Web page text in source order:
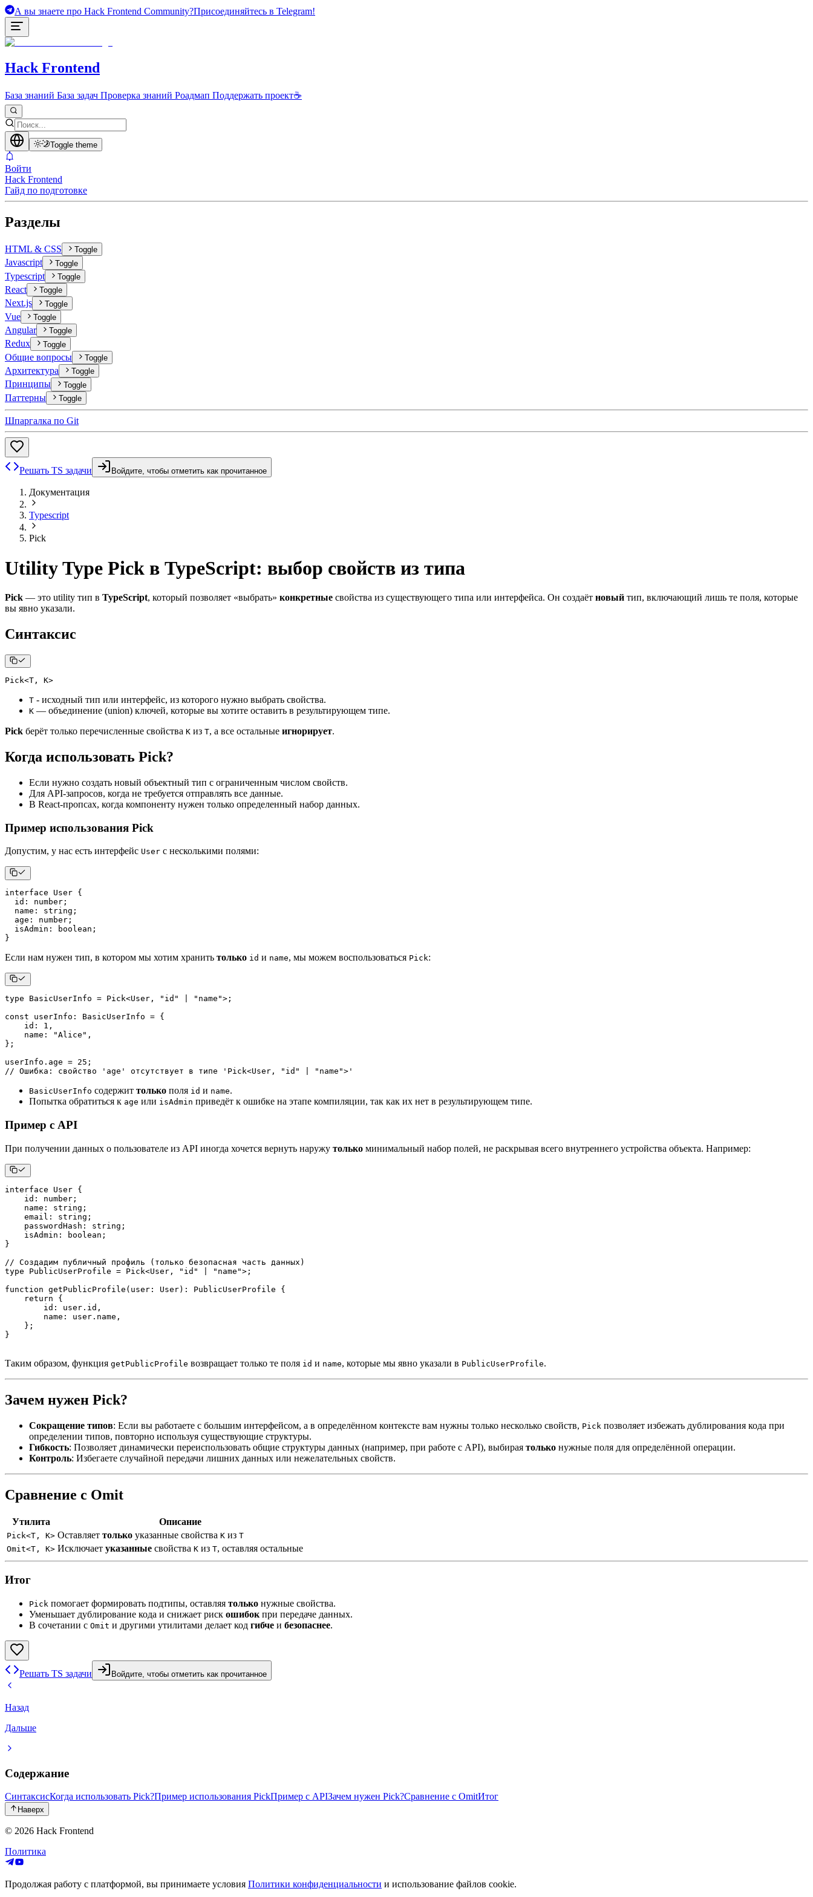
А вы знаете про Hack Frontend Community?Присоединяйтесь в Telegram!
Hack Frontend
База знаний База задач Проверка знаний Роадмап Поддержать проект☕
Toggle theme
Войти
Hack Frontend
Гайд по подготовке
Разделы
HTML & CSS Toggle
Javascript Toggle
Typescript Toggle
React Toggle
Next.js Toggle
Vue Toggle
Angular Toggle
Redux Toggle
Общие вопросы Toggle
Архитектура Toggle
Принципы Toggle
Паттерны Toggle
Шпаргалка по Git
Решать TS задачи Войдите, чтобы отметить как прочитанное
Документация
Typescript
Pick
Utility Type Pick в TypeScript: выбор свойств из типа
Pick — это utility тип в TypeScript, который позволяет «выбрать» конкретные свойства из существующего типа или интерфейса. Он создаёт новый тип, включающий лишь те поля, которые
вы явно указали.
Синтаксис
Pick<T , K>
T - исходный тип или интерфейс, из которого нужно выбрать свойства.
K — объединение (union) ключей, которые вы хотите оставить в результирующем типе.
Pick берёт только перечисленные свойства K из T, а все остальные игнорирует.
Когда использовать Pick?
Если нужно создать новый объектный тип с ограниченным числом свойств.
Для API-запросов, когда не требуется отправлять все данные.
В React-пропсах, когда компоненту нужен только определенный набор данных.
Пример использования Pick
Допустим, у нас есть интерфейс User с несколькими полями:
interface User {
  id
: number ;
  name
: string ;
  age
: number ;
  isAdmin
: boolean ;
}
Если нам нужен тип, в котором мы хотим хранить только id и name, мы можем воспользоваться Pick:
type BasicUserInfo = Pick<User , "id" "name"> ;
const userInfo : BasicUserInfo = {
    id
: 1 ,
    name
: "Alice" ,
} ;
userInfo . age = 25 ;
// Ошибка: свойство 'age' отсутствует в типе 'Pick<User, "id" | "name">'
BasicUserInfo содержит только поля id и name.
Попытка обратиться к age или isAdmin приведёт к ошибке на этапе компиляции, так как их нет в результирующем типе.
Пример с API
При получении данных о пользователе из API иногда хочется вернуть наружу только минимальный набор полей, не раскрывая всего внутреннего устройства объекта. Например:
interface User {
    id
: number ;
    name
: string ;
    email
: string ;
    passwordHash
: string ;
    isAdmin
: boolean ;
}
// Создадим публичный профиль (только безопасная часть данных)
type
PublicUserProfile = Pick<User , "id" "name"> ;
function getPublicProfile ( user : User) : PublicUserProfile {
return
{
        id
: user . id ,
        name
: user . name ,
} ;
}
Таким образом, функция getPublicProfile возвращает только те поля id и name, которые мы явно указали в PublicUserProfile.
Зачем нужен Pick?
Сокращение типов: Если вы работаете с большим интерфейсом, а в определённом контексте вам нужны только несколько свойств, Pick позволяет избежать дублирования кода при
определении типов, повторно используя существующие структуры.
Гибкость: Позволяет динамически переиспользовать общие структуры данных (например, при работе с API), выбирая только нужные поля для определённой операции.
Контроль: Избегаете случайной передачи лишних данных или нежелательных свойств.
Сравнение с Omit
Утилита Описание
Pick<T, K> Оставляет только указанные свойства K из T
Omit<T, K> Исключает указанные свойства K из T, оставляя остальные
Итог
Pick помогает формировать подтипы, оставляя только нужные свойства.
Уменьшает дублирование кода и снижает риск ошибок при передаче данных.
В сочетании с Omit и другими утилитами делает код гибче и безопаснее.
Решать TS задачи Войдите, чтобы отметить как прочитанное
Назад
Дальше
Содержание
СинтаксисКогда использовать Pick?Пример использования PickПример с APIЗачем нужен Pick?Сравнение с OmitИтог
Наверх
© 2026 Hack Frontend
Политика
Продолжая работу с платформой, вы принимаете условия Политики конфиденциальности и использование файлов cookie.